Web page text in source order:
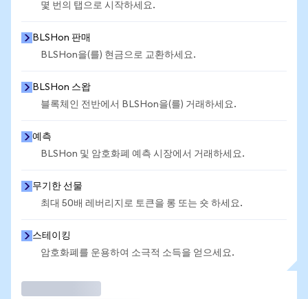
몇 번의 탭으로 시작하세요.
BLSHon 판매
BLSHon을(를) 현금으로 교환하세요.
BLSHon 스왑
블록체인 전반에서 BLSHon을(를) 거래하세요.
예측
BLSHon 및 암호화폐 예측 시장에서 거래하세요.
무기한 선물
최대 50배 레버리지로 토큰을 롱 또는 숏 하세요.
스테이킹
암호화폐를 운용하여 소극적 소득을 얻으세요.